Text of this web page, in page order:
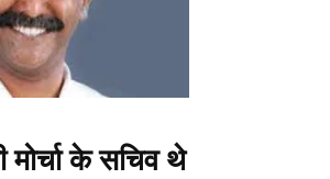
मोर्चा के सचिव थे